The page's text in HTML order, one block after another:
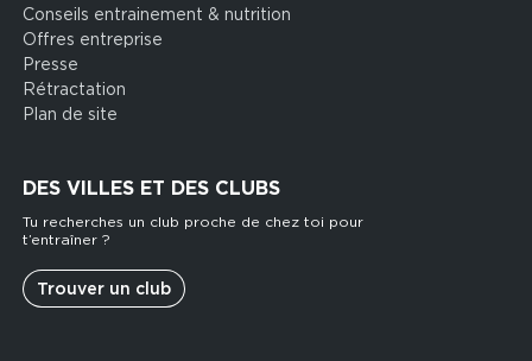
Conseils entrainement & nutrition
Offres entreprise
Presse
Rétractation
Plan de site
DES VILLES ET DES CLUBS
Tu recherches un club proche de chez toi pour
t’entraîner ?
Trouver un club